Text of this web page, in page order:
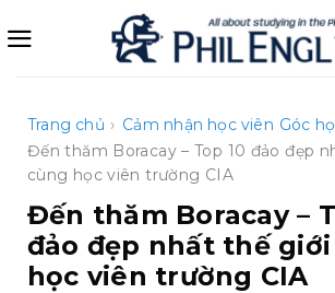
qua
Trang chủ › Cảm nhận học viên Góc
Đến thăm Boracay – Top 10 đảo đẹp
cùng học viên trường CIA
Đến thăm Boracay –
đảo đẹp nhất thế
học viên trường CIA